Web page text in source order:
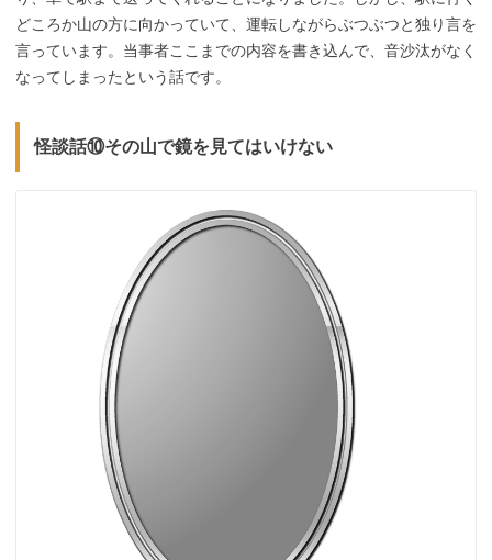
どころか山の方に向かっていて、運転しながらぶつぶつと独り言を
言っています。当事者ここまでの内容を書き込んで、音沙汰がなく
なってしまったという話です。
怪談話⑩その山で鏡を見てはいけない